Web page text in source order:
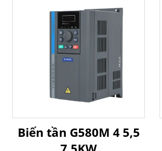
Biến tần G580M 4 5,5